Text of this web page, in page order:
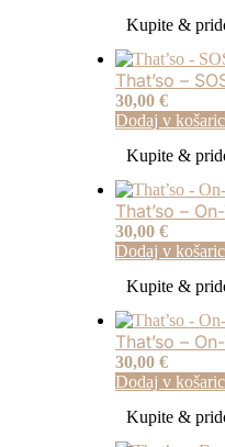
Kupite &
That’so –
30,00 €
Dodaj v
Kupite &
That’so –
30,00 €
Dodaj v
Kupite &
That’so –
30,00 €
Dodaj v
Kupite &